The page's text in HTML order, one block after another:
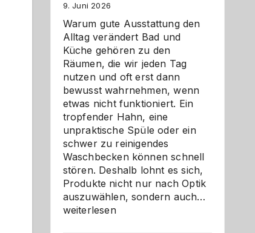
9. Juni 2026
Warum gute Ausstattung den
Alltag verändert Bad und
Küche gehören zu den
Räumen, die wir jeden Tag
nutzen und oft erst dann
bewusst wahrnehmen, wenn
etwas nicht funktioniert. Ein
tropfender Hahn, eine
unpraktische Spüle oder ein
schwer zu reinigendes
Waschbecken können schnell
stören. Deshalb lohnt es sich,
Produkte nicht nur nach Optik
auszuwählen, sondern auch…
weiterlesen